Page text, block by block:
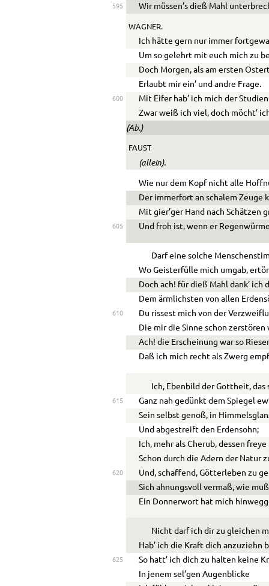
595 Wir müssen’s dieß Mahl
WAGNER.
Ich hätte gern nur immer
Um so gelehrt mit euch mich zu
Doch Morgen, als am ersten
Erlaubt mir ein’ und andre Frage.
600
Mit Eifer hab’ ich mich der
Zwar weiß ich viel, doch möcht’
(Ab.)
FAUST
(allein).
Wie nur dem Kopf nicht alle
Der immerfort an schalem Zeuge
Mit gier’ger Hand nach Schätzen
605 Und froh ist, wenn er
Darf eine solche
Wo Geisterfülle mich umgab,
Doch ach! für dieß Mahl dank’ ich
Dem ärmlichsten von allen
610
Du rissest mich von der
Die mir die Sinne schon
Ach! die Erscheinung war so
Daß ich mich recht als Zwerg
Ich, Ebenbild der Gottheit, das
615
Ganz nah gedünkt dem Spiegel
Sein selbst genoß, in
Und abgestreift den Erdensohn;
Ich, mehr als Cherub, dessen
Schon durch die Adern der Natur
620
Und, schaffend, Götterleben zu
Sich ahnungsvoll vermaß, wie
Ein Donnerwort hat mich
Nicht darf ich dir zu gleichen
Hab’ ich die Kraft dich anzuziehn
625
So hatt’ ich dich zu halten keine
In jenem sel’gen Augenblicke